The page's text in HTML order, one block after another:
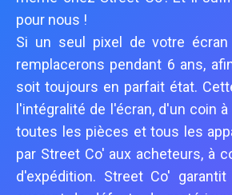
pour nous !
Si un seul pixel de votre
remplacerons pendant 6 ans,
soit toujours en parfait état.
l'intégralité de l'écran, d'un coin
toutes les pièces et tous les
par Street Co' aux acheteurs, à
d'expédition. Street Co'